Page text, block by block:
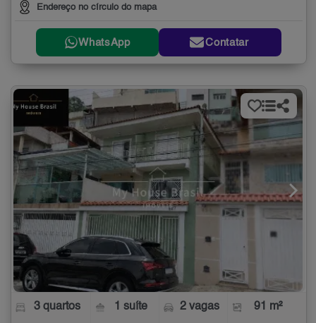
Endereço no círculo do mapa
WhatsApp Contatar
3 quartos 1 suíte 2 vagas 91 m²